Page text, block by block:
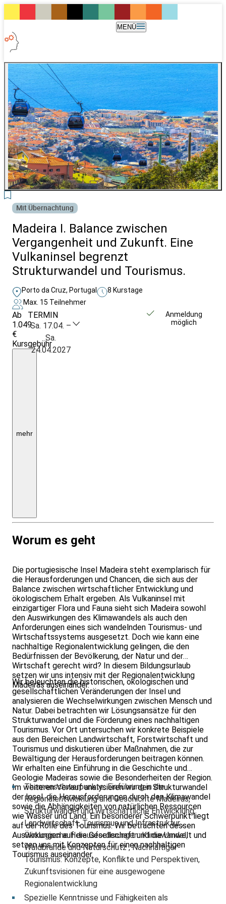
MENÜ
Mit Übernachtung
Madeira I. Balance zwischen
Vergangenheit und Zukunft. Eine
Vulkaninsel begrenzt
Strukturwandel und Tourismus.
Porto da Cruz, Portugal
8 Kurstage
Max. 15 Teilnehmer
Ab
1.049
€
Kursgebühr
7
Bustransfer;
mehr
TERMIN
Sa. 17.04. –
Sa.
24.04.2027
Anmeldung
möglich
Worum es geht
Die portugiesische Insel Madeira steht exemplarisch für
die Herausforderungen und Chancen, die sich aus der
Balance zwischen wirtschaftlicher Entwicklung und
ökologischem Erhalt ergeben. Als Vulkaninsel mit
einzigartiger Flora und Fauna sieht sich Madeira sowohl
den Auswirkungen des Klimawandels als auch den
Anforderungen eines sich wandelnden Tourismus- und
Wirtschaftssystems ausgesetzt. Doch wie kann eine
nachhaltige Regionalentwicklung gelingen, die den
Bedürfnissen der Bevölkerung, der Natur und der
Wirtschaft gerecht wird? In diesem Bildungsurlaub
setzen wir uns intensiv mit der Regionalentwicklung
Madeiras auseinander.
Wir beleuchten die historischen, ökologischen und
gesellschaftlichen Veränderungen der Insel und
analysieren die Wechselwirkungen zwischen Mensch und
Natur. Dabei betrachten wir Lösungsansätze für den
Strukturwandel und die Förderung eines nachhaltigen
Tourismus. Vor Ort untersuchen wir konkrete Beispiele
aus den Bereichen Landwirtschaft, Forstwirtschaft und
Tourismus und diskutieren über Maßnahmen, die zur
Bewältigung der Herausforderungen beitragen können.
Wir erhalten eine Einführung in die Geschichte und
Geologie Madeiras sowie die Besonderheiten der Region.
Im weiteren Verlauf analysieren wir den Strukturwandel
der Insel, die Herausforderungen durch den Klimawandel
sowie die Abhängigkeiten von natürlichen Ressourcen
wie Wasser und Land. Ein besonderer Schwerpunkt liegt
auf der Rolle des Tourismus: Wir betrachten dessen
Auswirkungen auf die Gesellschaft und die Umwelt und
setzen uns mit Konzepten für einen nachhaltigen
Tourismus auseinander.
Themenschwerpunkte: Einführung in die
Regionalentwicklung und Geschichte Madeiras,
Strukturwandel und wirtschaftliche Entwicklung:
Landwirtschaft, Tourismus und Infrastruktur ,
Ökologische Herausforderungen: Klimawandel,
Waldbrände und Naturschutz , Nachhaltiger
Tourismus: Konzepte, Konflikte und Perspektiven,
Zukunftsvisionen für eine ausgewogene
Regionalentwicklung
Spezielle Kenntnisse und Fähigkeiten als